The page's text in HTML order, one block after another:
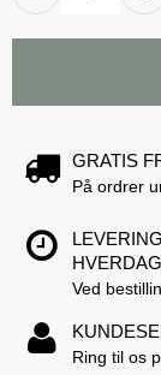
GRATIS
På ordrer
Ved
Ring til os